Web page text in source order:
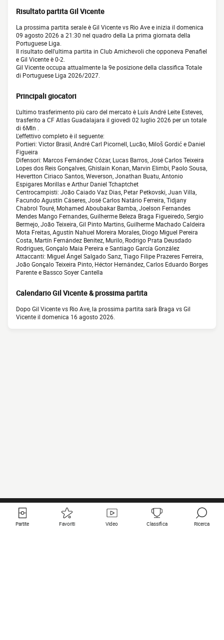
Risultato partita Gil Vicente
La prossima partita serale è Gil Vicente vs Rio Ave e inizia il domenica
09 agosto 2026 a 21:30 nel quadro della La prima giornata della
Portuguese Liga.
Il risultato dell'ultima partita in Club Amichevoli che opponeva Penafiel
e Gil Vicente è 0-2.
Gil Vicente occupa attualmente la 9e posizione della classifica Totale
di Portuguese Liga 2026/2027.
Principali giocatori
L'ultimo trasferimento più caro del mercato è Luís André Leite Esteves,
trasferito a CF Atlas Guadalajara il giovedì 02 luglio 2026 per un totale
di 6Mln .
L'effettivo completo è il seguente:
Portieri: Victor Brasil, André Carl Picornell, Lucão, Miloš Gordić e Daniel
Figueira
Difensori: Marcos Fernández Cózar, Lucas Barros, José Carlos Teixeira
Lopes dos Reis Gonçalves, Ghislain Konan, Marvin Elimbi, Paolo Sousa,
Hevertton Ciriaco Santos, Weverson, Jonathan Buatu, Antonio
Espigares Morillas e Arthur Daniel Tchaptchet
Centrocampisti: João Caiado Vaz Dias, Petar Petkovski, Juan Villa,
Facundo Agustín Cáseres, José Carlos Natário Ferreira, Tidjany
Chabrol Touré, Mohamed Aboubakar Bamba, Joelson Fernandes
Mendes Mango Fernandes, Guilherme Beleza Braga Figueiredo, Sergio
Bermejo, João Teixeira, Gil Pinto Martins, Guilherme Machado Caldeira
Mota Freitas, Agustín Nahuel Moreira Morales, Diogo Miguel Pereira
Costa, Martín Fernández Benítez, Murilo, Rodrigo Prata Deusdado
Rodrigues, Gonçalo Maia Pereira e Santiago García González
Attaccanti: Miguel Ángel Salgado Sanz, Tiago Filipe Prazeres Ferreira,
João Gonçalo Teixeira Pinto, Héctor Hernández, Carlos Eduardo Borges
Parente e Bassco Soyer Cantella
Calendario Gil Vicente & prossima partita
Dopo Gil Vicente vs Rio Ave, la prossima partita sarà Braga vs Gil
Vicente il domenica 16 agosto 2026.
Partite Favoriti Video Classifica Ricerca